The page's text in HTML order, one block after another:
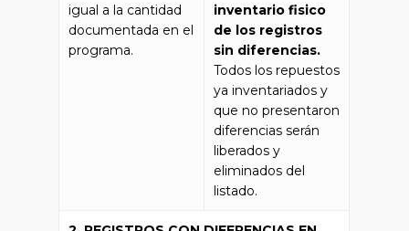
igual a la cantidad
documentada en el
programa.
inventario fisico
de los registros
sin diferencias.
Todos los repuestos
ya inventariados y
que no presentaron
diferencias serán
liberados y
eliminados del
listado.